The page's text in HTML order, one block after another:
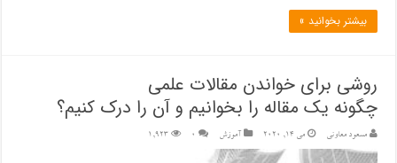
بیشتر بخوانید »
روشی برای خواندن مقالات علمی
چگونه یک مقاله را بخوانیم و آن را درک کنیم؟
مسعود معاونی می 14, 2020 آموزش ۰ 1,923